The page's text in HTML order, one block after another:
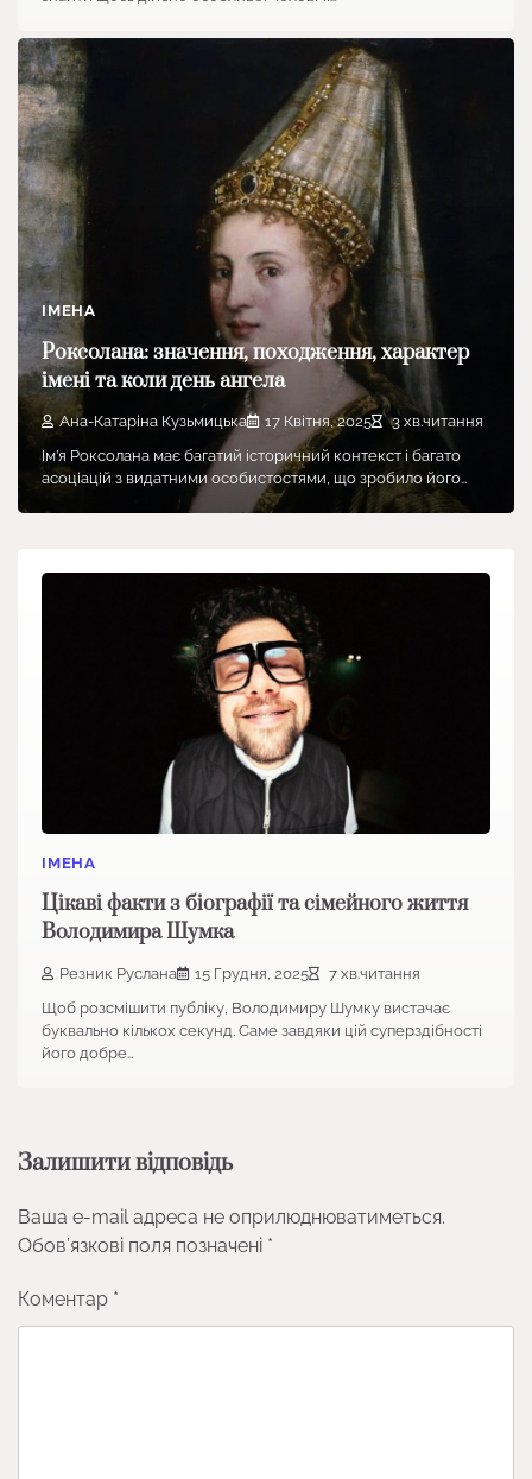
ІМЕНА
Роксолана: значення, походження, характер
імені та коли день ангела
Ана-Катаріна Кузьмицька 17 Квітня, 2025
3 хв.читання
Ім’я Роксолана має багатий історичний контекст і багато
асоціацій з видатними особистостями, що зробило його…
ІМЕНА
Цікаві факти з біографії та сімейного життя
Володимира Шумка
Резник Руслана 15 Грудня, 2025
7 хв.читання
Щоб розсмішити публіку, Володимиру Шумку вистачає
буквально кількох секунд. Саме завдяки цій суперздібності
його добре…
Залишити відповідь
Ваша e-mail адреса не оприлюднюватиметься.
Обов’язкові поля позначені *
Коментар *